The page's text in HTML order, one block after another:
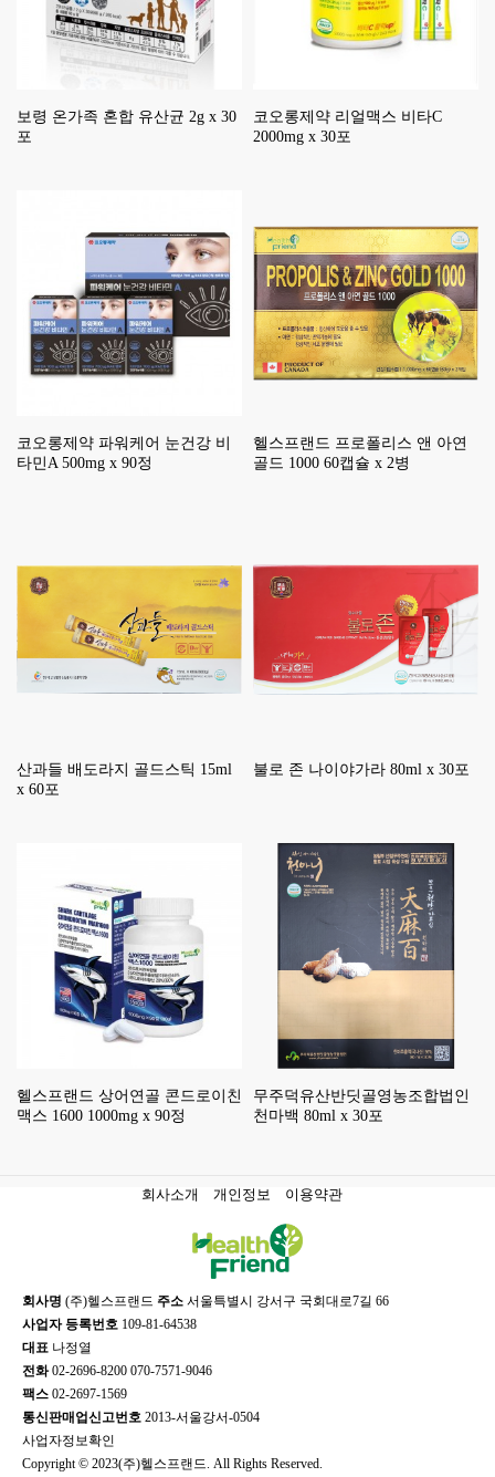
보령 온가족 혼합 유산균 2g x 30
포
코오롱제약 리얼맥스 비타C
2000mg x 30포
코오롱제약 파워케어 눈건강 비
타민A 500mg x 90정
헬스프랜드 프로폴리스 앤 아연
골드 1000 60캡슐 x 2병
산과들 배도라지 골드스틱 15ml
x 60포
불로 존 나이야가라 80ml x 30포
헬스프랜드 상어연골 콘드로이친
맥스 1600 1000mg x 90정
무주덕유산반딧골영농조합법인
천마백 80ml x 30포
회사소개 개인정보 이용약관
회사명 (주)헬스프랜드 주소 서울특별시 강서구 국회대로7길 66
사업자 등록번호 109-81-64538
대표 나정열
전화02-2696-8200 070-7571-9046
팩스 02-2697-1569
통신판매업신고번호 2013-서울강서-0504
사업자정보확인
Copyright © 2023(주)헬스프랜드. All Rights Reserved.